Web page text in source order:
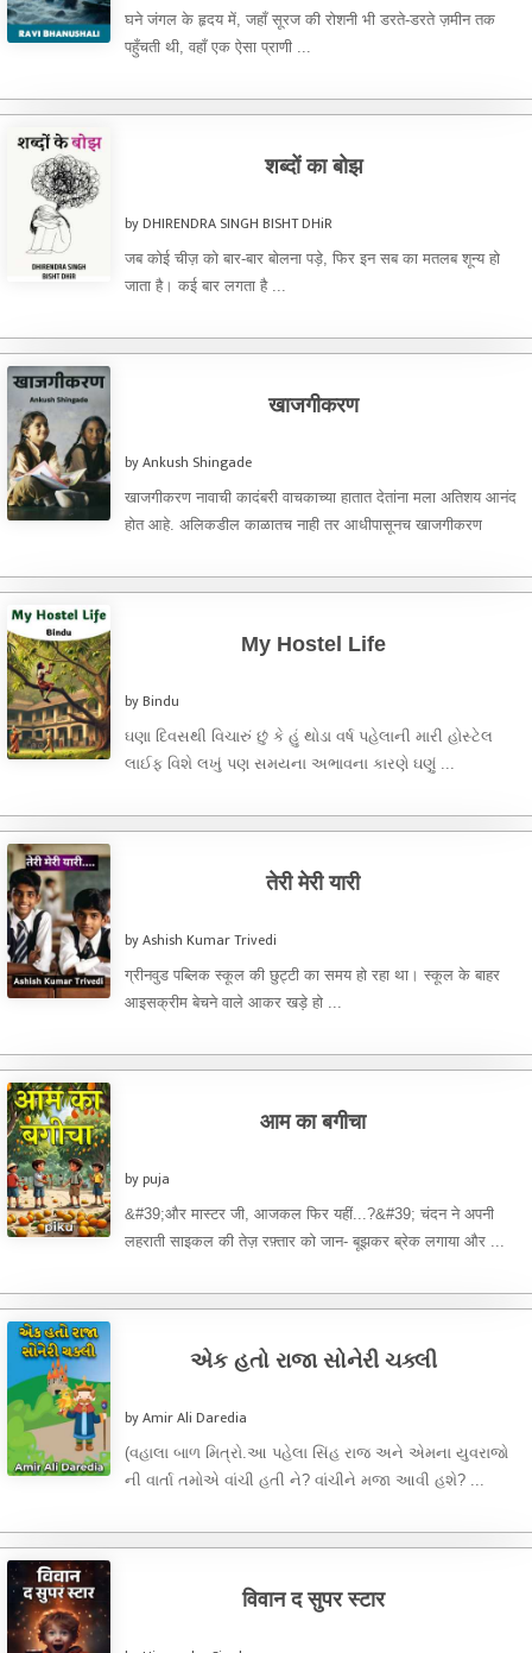
घने जंगल के हृदय में, जहाँ सूरज की रोशनी भी डरते-डरते ज़मीन तक
पहुँचती थी, वहाँ एक ऐसा प्राणी ...
शब्दों का बोझ
by DHIRENDRA SINGH BISHT DHiR
जब कोई चीज़ को बार-बार बोलना पड़े, फिर इन सब का मतलब शून्य हो
जाता है। कई बार लगता है ...
खाजगीकरण
by Ankush Shingade
खाजगीकरण नावाची कादंबरी वाचकाच्या हातात देतांना मला अतिशय आनंद
होत आहे. अलिकडील काळातच नाही तर आधीपासूनच खाजगीकरण
My Hostel Life
by Bindu
ઘણા દિવસથી વિચારું છું કે હું થોડા વર્ષ પહેલાની મારી હોસ્ટેલ
લાઈફ વિશે લખું પણ સમયના અભાવના કારણે ઘણું ...
तेरी मेरी यारी
by Ashish Kumar Trivedi
ग्रीनवुड पब्लिक स्कूल की छुट्टी का समय हो रहा था। स्कूल के बाहर
आइसक्रीम बेचने वाले आकर खड़े हो ...
आम का बगीचा
by puja
&#39;और मास्टर जी, आजकल फिर यहीं...?&#39; चंदन ने अपनी
लहराती साइकल की तेज़ रफ़्तार को जान- बूझकर ब्रेक लगाया और ...
એક હતો રાજા સોનેરી ચક્લી
by Amir Ali Daredia
(વહાલા બાળ મિત્રો.આ પહેલા સિંહ રાજ અને એમના યુવરાજો
ની વાર્તા તમોએ વાંચી હતી ને? વાંચીને મજા આવી હશે? ...
विवान द सुपर स्टार